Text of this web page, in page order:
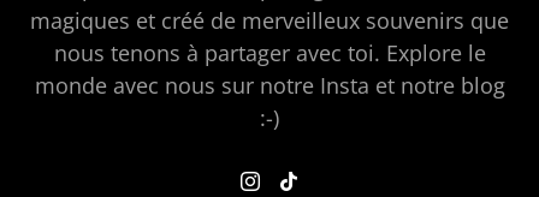
magiques et créé de merveilleux souvenirs que
nous tenons à partager avec toi. Explore le
monde avec nous sur notre Insta et notre blog
:-)